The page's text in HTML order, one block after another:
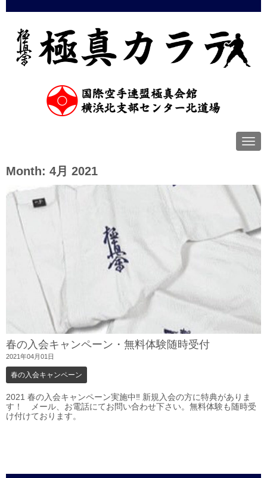
N
a
n
Month: 4月 2021
春の入会キャンペーン・無料体験随時受付
2021年04月01日
春の入会キャンペーン
2021 春の入会キャンペーン実施中‼︎ 新規入会の方に特典がありま
す！ メール、お電話にてお問い合わせ下さい。無料体験も随時受
け付けております。